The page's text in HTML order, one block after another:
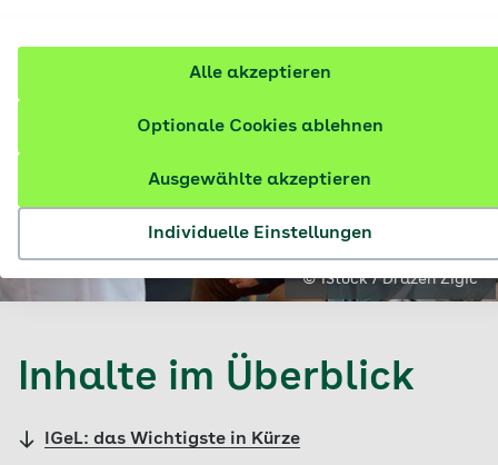
Individuelle Einstellungen
Ausgewählte akzeptieren
Optionale Cookies ablehnen
Alle akzeptieren
© iStock / Drazen Zigic
Inhalte im Überblick
IGeL: das Wichtigste in Kürze